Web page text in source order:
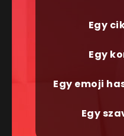
Egy
Egy
Egy emoji
Egy